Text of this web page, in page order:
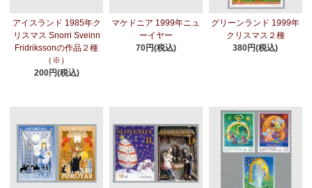
アイスランド 1985年ク
リスマス Snorri Sveinn
Fridrikssonの作品２種
（※）
200円(税込)
マケドニア 1999年ニュ
ーイヤー
70円(税込)
グリーンランド 1999年
クリスマス２種
380円(税込)